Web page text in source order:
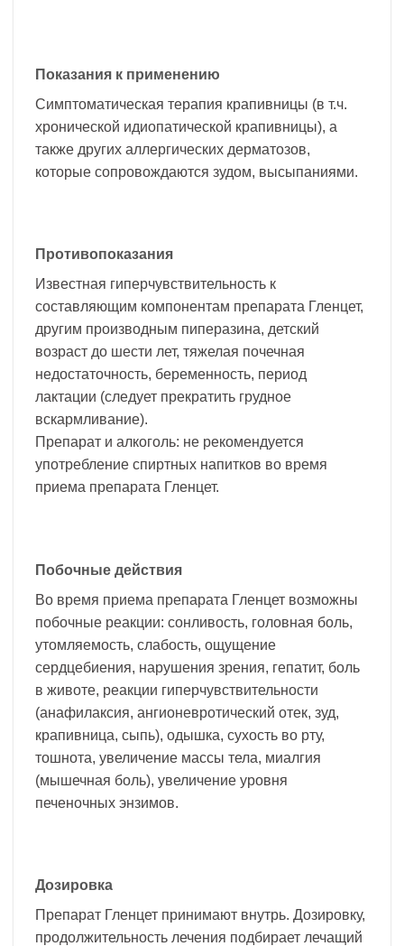
Показания к применению
Симптоматическая терапия крапивницы (в т.ч.
хронической идиопатической крапивницы), а
также других аллергических дерматозов,
которые сопровождаются зудом, высыпаниями.
Противопоказания
Известная гиперчувствительность к
составляющим компонентам препарата Гленцет,
другим производным пиперазина, детский
возраст до шести лет, тяжелая почечная
недостаточность, беременность, период
лактации (следует прекратить грудное
вскармливание).
Препарат и алкоголь: не рекомендуется
употребление спиртных напитков во время
приема препарата Гленцет.
Побочные действия
Во время приема препарата Гленцет возможны
побочные реакции: сонливость, головная боль,
утомляемость, слабость, ощущение
сердцебиения, нарушения зрения, гепатит, боль
в животе, реакции гиперчувствительности
(анафилаксия, ангионевротический отек, зуд,
крапивница, сыпь), одышка, сухость во рту,
тошнота, увеличение массы тела, миалгия
(мышечная боль), увеличение уровня
печеночных энзимов.
Дозировка
Препарат Гленцет принимают внутрь. Дозировку,
продолжительность лечения подбирает лечащий